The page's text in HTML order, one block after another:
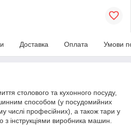
Доставка Оплата Умови
столового та кухонного посуду,
способом (у посудомийних
числі професійних), а також тари у
з інструкціями виробника машин.